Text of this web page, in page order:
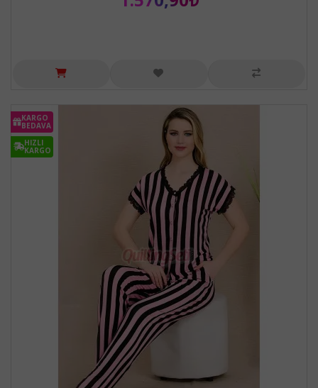
KARGO
BEDAVA
HIZLI
KARGO